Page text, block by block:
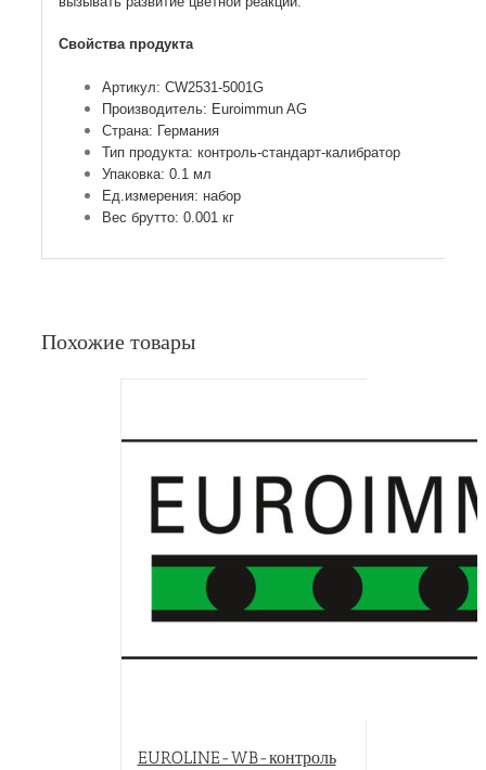
Свойства продукта
Артикул: CW2531-5001G
Производитель: Euroimmun AG
Страна: Германия
Тип продукта: контроль-стандарт-калибратор
Упаковка: 0.1 мл
Ед.измерения: набор
Вес брутто: 0.001 кг
Похожие товары
EUROLINE-WB-контроль